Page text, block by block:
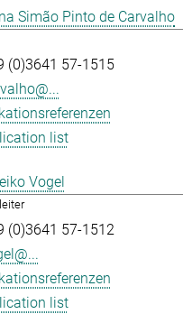
Simão Pinto de Carvalho
(0)3641 57-1515
list
Vogel
(0)3641 57-1512
list